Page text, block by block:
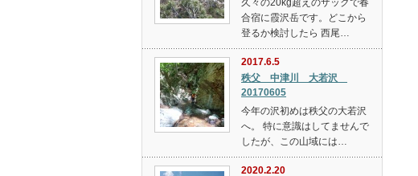
久々の20kg超えのザックで春
合宿に霞沢岳です。どこから
登るか検討したら 西尾…
2017.6.5
秩父 中津川 大若沢
20170605
今年の沢初めは秩父の大若沢
へ。 特に意識はしてませんで
したが、この山域には…
2020.2.20